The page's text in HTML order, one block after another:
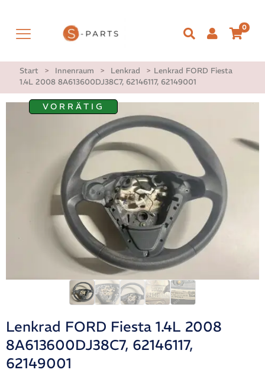
0
Start > Innenraum > Lenkrad > Lenkrad FORD Fiesta
1.4L 2008 8A613600DJ38C7, 62146117, 62149001
VORRÄTIG
Lenkrad FORD Fiesta 1.4L 2008
8A613600DJ38C7, 62146117,
62149001